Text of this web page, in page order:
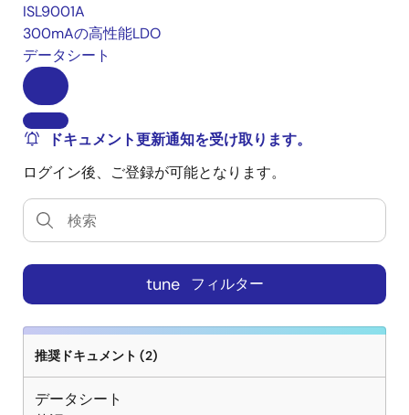
ISL9001A
300mAの高性能LDO
データシート
ドキュメント更新通知を受け取ります。
ログイン後、ご登録が可能となります。
tune フィルター
推奨ドキュメント (2)
データシート